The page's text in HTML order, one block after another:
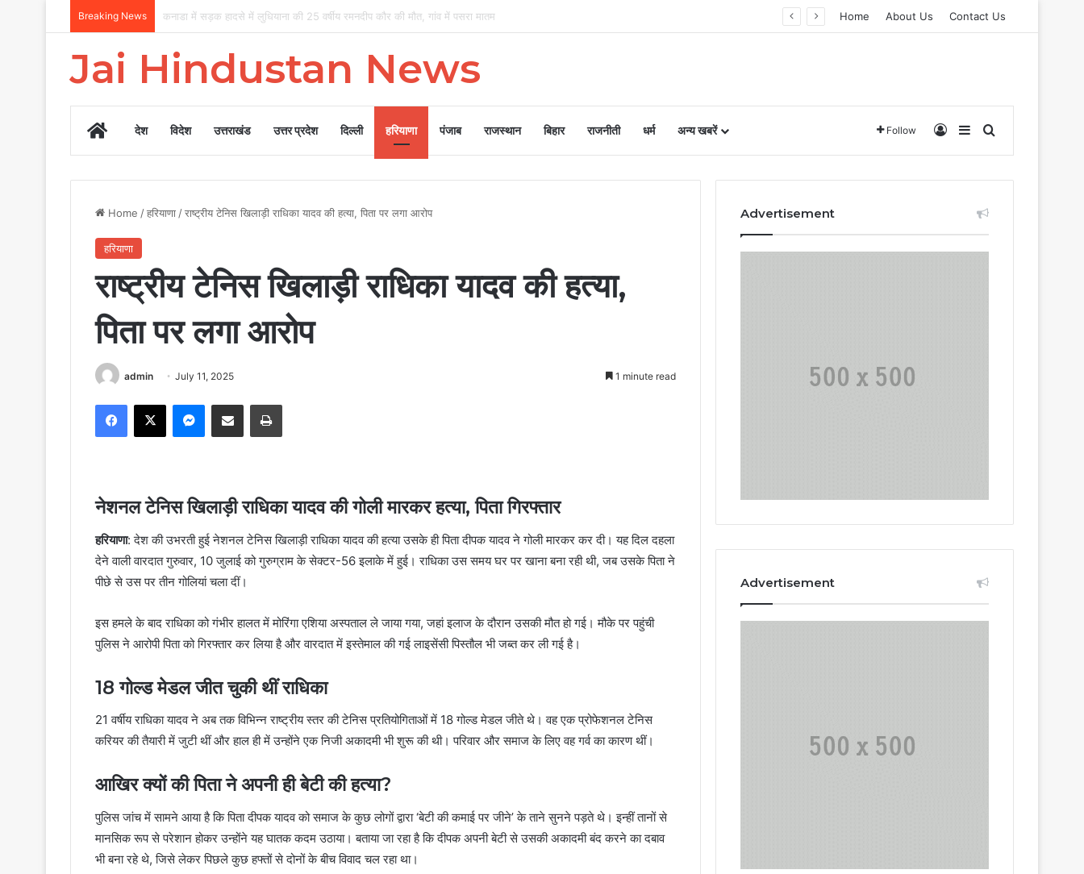
Breaking News ‘वॉशिंग मशीन की राजनीति’ पर खड़गे का भाजपा पर हमला, भ्रष्टाचार के मुद्दे पर घेरा Home About Us Contact Us
Jai Hindustan News
Homeदेश विदेश उत्तराखंड उत्तर प्रदेश दिल्ली हरियाणा पंजाब राजस्थान बिहार राजनीती धर्म अन्य खबरें Follow Log InSidebarSearch for
Home /हरियाणा /राष्ट्रीय टेनिस खिलाड़ी राधिका यादव की हत्या, पिता पर लगा आरोप
हरियाणा
राष्ट्रीय टेनिस खिलाड़ी राधिका यादव की हत्या,
पिता पर लगा आरोप
admin July 11, 2025 1 minute read
Facebook
X Messenger
Share via Email Print
नेशनल टेनिस खिलाड़ी राधिका यादव की गोली मारकर हत्या, पिता गिरफ्तार
हरियाणा: देश की उभरती हुई नेशनल टेनिस खिलाड़ी राधिका यादव की हत्या उसके ही पिता दीपक यादव ने गोली मारकर कर दी। यह दिल दहला
देने वाली वारदात गुरुवार, 10 जुलाई को गुरुग्राम के सेक्टर-56 इलाके में हुई। राधिका उस समय घर पर खाना बना रही थी, जब उसके पिता ने
पीछे से उस पर तीन गोलियां चला दीं।
इस हमले के बाद राधिका को गंभीर हालत में मोरिंगा एशिया अस्पताल ले जाया गया, जहां इलाज के दौरान उसकी मौत हो गई। मौके पर पहुंची
पुलिस ने आरोपी पिता को गिरफ्तार कर लिया है और वारदात में इस्तेमाल की गई लाइसेंसी पिस्तौल भी जब्त कर ली गई है।
18 गोल्ड मेडल जीत चुकी थीं राधिका
21 वर्षीय राधिका यादव ने अब तक विभिन्न राष्ट्रीय स्तर की टेनिस प्रतियोगिताओं में 18 गोल्ड मेडल जीते थे। वह एक प्रोफेशनल टेनिस
करियर की तैयारी में जुटी थीं और हाल ही में उन्होंने एक निजी अकादमी भी शुरू की थी। परिवार और समाज के लिए वह गर्व का कारण थीं।
आखिर क्यों की पिता ने अपनी ही बेटी की हत्या?
पुलिस जांच में सामने आया है कि पिता दीपक यादव को समाज के कुछ लोगों द्वारा ‘बेटी की कमाई पर जीने’ के ताने सुनने पड़ते थे। इन्हीं तानों से
मानसिक रूप से परेशान होकर उन्होंने यह घातक कदम उठाया। बताया जा रहा है कि दीपक अपनी बेटी से उसकी अकादमी बंद करने का दबाव
भी बना रहे थे, जिसे लेकर पिछले कुछ हफ्तों से दोनों के बीच विवाद चल रहा था।
Advertisement
Advertisement